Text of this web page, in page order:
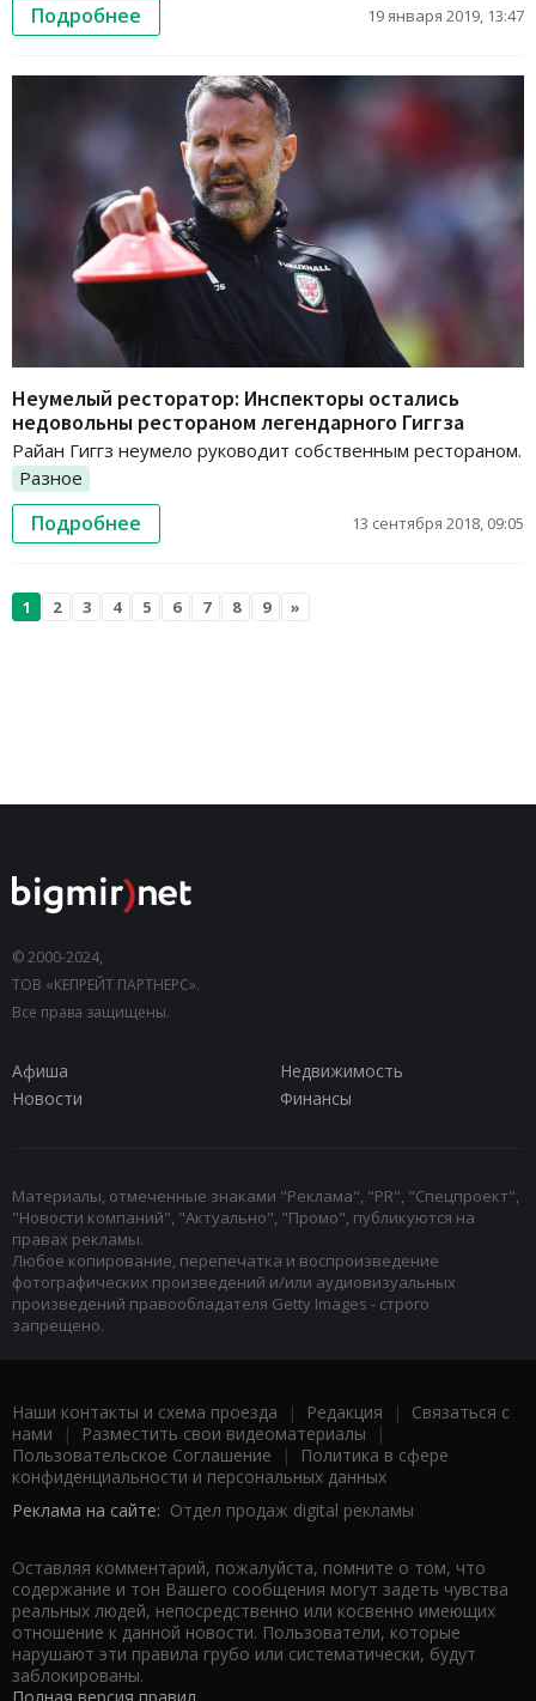
Подробнее 19 января 2019, 13:47
Неумелый ресторатор: Инспекторы остались
недовольны рестораном легендарного Гиггза
Райан Гиггз неумело руководит собственным рестораном.
Разное
Подробнее 13 сентября 2018, 09:05
1 2 3 4 5 6 7 8 9 »
© 2000-2024,
ТОВ «КЕПРЕЙТ ПАРТНЕРС».
Все права защищены.
Афиша
Недвижимость
Новости
Финансы
Материалы, отмеченные знаками "Реклама", "PR", "Спецпроект",
"Новости компаний", "Актуально", "Промо", публикуются на
правах рекламы.
Любое копирование, перепечатка и воспроизведение
фотографических произведений и/или аудиовизуальных
произведений правообладателя Getty Images - строго
запрещено.
Наши контакты и схема проезда | Редакция | Связаться с
нами | Разместить свои видеоматериалы |
Пользовательское Соглашение |
Политика в сфере
конфиденциальности и персональных данных
Реклама на сайте: Отдел продаж digital рекламы
Оставляя комментарий, пожалуйста, помните о том, что
содержание и тон Вашего сообщения могут задеть чувства
реальных людей, непосредственно или косвенно имеющих
отношение к данной новости. Пользователи, которые
нарушают эти правила грубо или систематически, будут
заблокированы.